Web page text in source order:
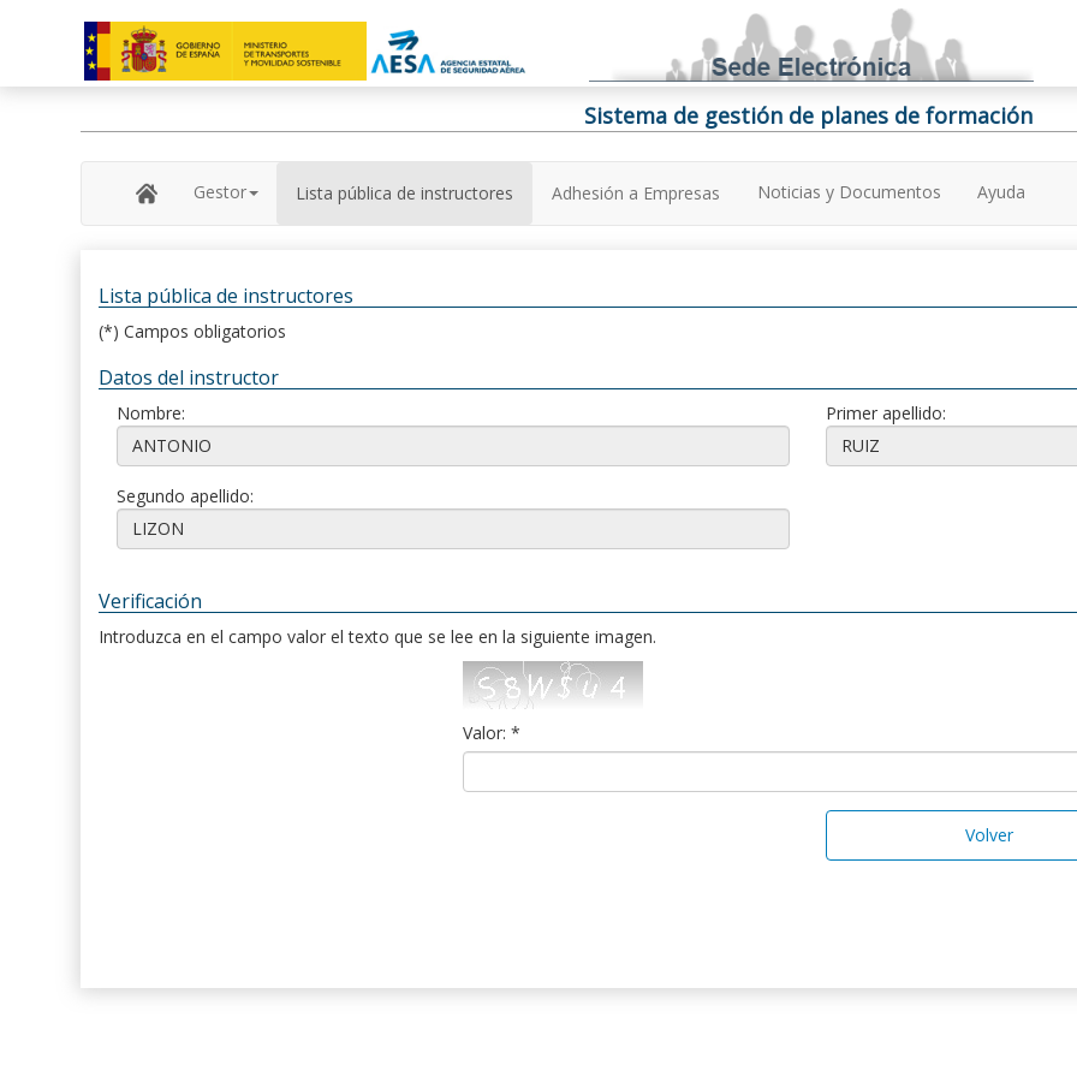
Sistema de gestión de planes de formación
Gestor Lista pública de instructores Adhesión a Empresas Noticias y Documentos Ayuda
Lista pública de instructores
(*) Campos obligatorios
Datos del instructor
Nombre: Primer apellido:
Segundo apellido:
Verificación
Introduzca en el campo valor el texto que se lee en la siguiente imagen.
Valor: *
Volver